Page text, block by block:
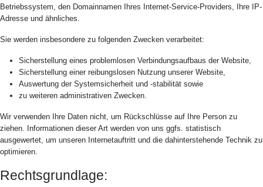
Betriebssystem, den Domainnamen Ihres Internet-Service-Providers, Ihre IP-
Adresse und ähnliches.
Sie werden insbesondere zu folgenden Zwecken verarbeitet:
Sicherstellung eines problemlosen Verbindungsaufbaus der Website,
Sicherstellung einer reibungslosen Nutzung unserer Website,
Auswertung der Systemsicherheit und -stabilität sowie
zu weiteren administrativen Zwecken.
Wir verwenden Ihre Daten nicht, um Rückschlüsse auf Ihre Person zu
ziehen. Informationen dieser Art werden von uns ggfs. statistisch
ausgewertet, um unseren Internetauftritt und die dahinterstehende Technik zu
optimieren.
Rechtsgrundlage: